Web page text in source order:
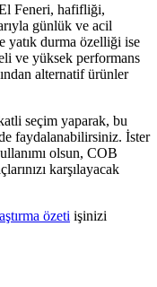
Feneri, hafifliği,
günlük ve acil
yatık durma özelliği ise
ve yüksek performans
alternatif ürünler
seçim yaparak, bu
faydalanabilirsiniz. İster
olsun, COB
karşılayacak
özeti işinizi